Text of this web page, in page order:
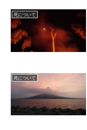
死について
死について